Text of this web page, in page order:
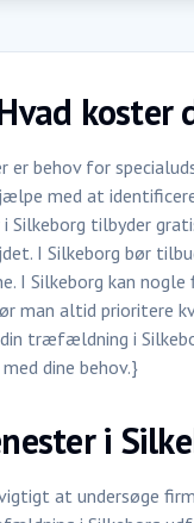
koster
er behov for
med at
tilbyder
I Silkeborg bør
I Silkeborg kan nogle
man altid prioritere
træfældning i
dine behov.}
i
at undersøge